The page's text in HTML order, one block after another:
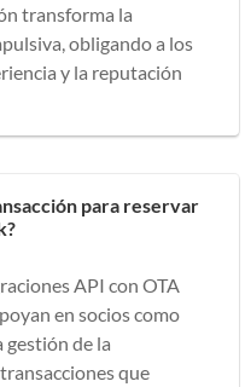
transforma la
obligando a los
y la reputación
para reservar
API con OTA
en socios como
gestión de la
que